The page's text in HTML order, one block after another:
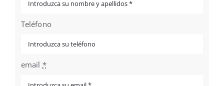
Teléfono
email *